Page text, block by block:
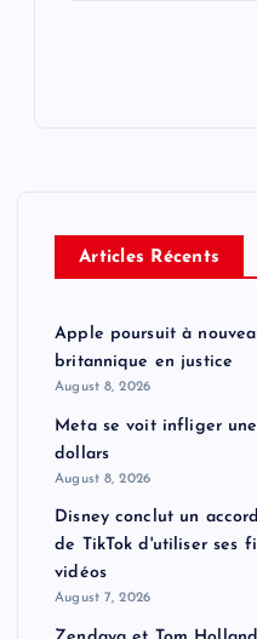
Articles Récents
Apple poursuit à
britannique en justice
August 8, 2026
Meta se voit infliger
dollars
August 8, 2026
Disney conclut un
de TikTok d'utiliser ses
vidéos
August 7, 2026